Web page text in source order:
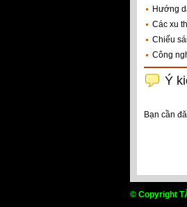
Hướng
Các xu
Chiếu
Công
Ý
Bạn cần
© Copyright